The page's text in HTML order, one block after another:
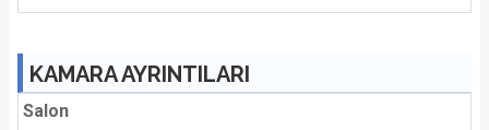
KAMARA AYRINTILARI
Salon